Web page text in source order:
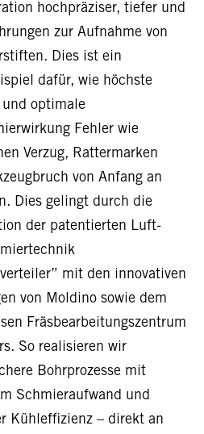
hochpräziser, tiefer und
zur Aufnahme von
Dies ist ein
dafür, wie höchste
und optimale
Fehler wie
Verzug, Rattermarken
von Anfang an
Dies gelingt durch die
der patentierten Luft-
mit den innovativen
von Moldino sowie dem
Fräsbearbeitungszentrum
So realisieren wir
Bohrprozesse mit
Schmieraufwand und
Kühleffizienz – direkt an